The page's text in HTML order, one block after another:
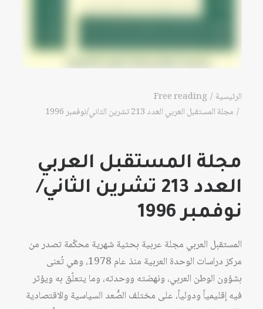
الرئيسية
Free reading
مجلة المستقبل العربي العدد 213 تشرين الثاني/نوفمبر 1996
مجلة المستقبل العربي
العدد 213 تشرين الثاني/
نوفمبر 1996
المستقبل العربي مجلة عربية بحثية شهرية محكّمة تصدر من
مركز دراسات الوحدة العربية منذ عام 1978، وهي تُعنى
بشؤون الوطن العربي، ونهضته ووحدته، وما يتعلّق به ويؤثر
فيه إقليمياً ودولياً، على مختلف الصُّعد السياسية والاقتصادية